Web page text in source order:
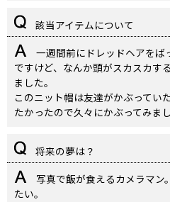
該当アイテムについて
一週間前にドレッドヘアをば
ですけど、なんか頭がスカスカす
ました。
このニット帽は友達がかぶってい
たかったので久々にかぶってみまし
将来の夢は？
写真で飯が食えるカメラマン
たい。